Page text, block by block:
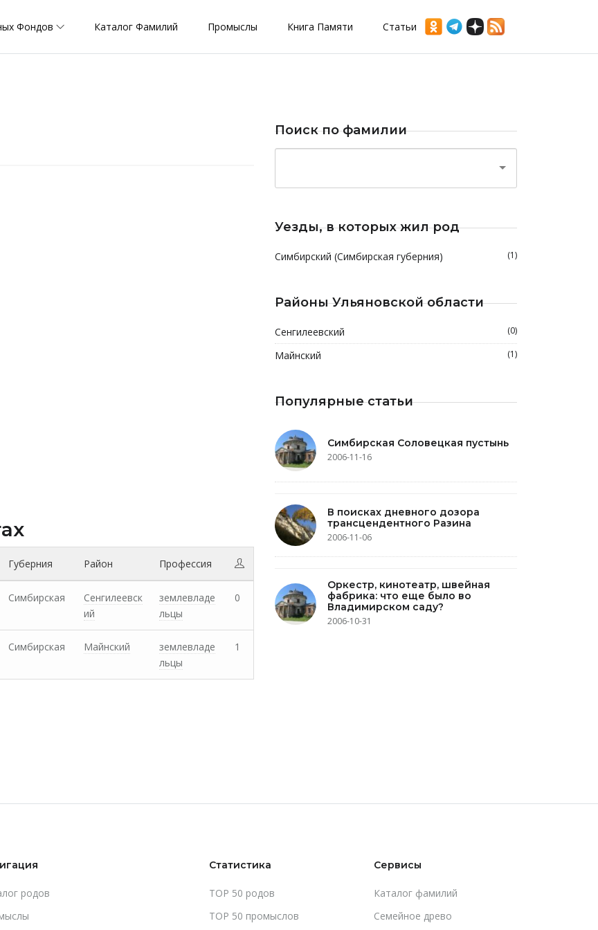
Фондов Каталог Фамилий Промыслы Книга Памяти Статьи
Губерния Район Профессия
Симбирская
Сенгилеевск
ий
землевладе
льцы
0
Симбирская Майнский
землевладе
льцы
1
Поиск по фамилии
Уезды, в которых жил род
Симбирский (Симбирская губерния) (1)
Районы Ульяновской области
Сенгилеевский (0)
Майнский (1)
Популярные статьи
Симбирская Соловецкая пустынь
2006-11-16
В поисках дневного дозора
трансцендентного Разина
2006-11-06
Оркестр, кинотеатр, швейная
фабрика: что еще было во
Владимирском саду?
2006-10-31
родов
Статистика
TOP 50 родов
TOP 50 промыслов
Сервисы
Каталог фамилий
Cемейное древо